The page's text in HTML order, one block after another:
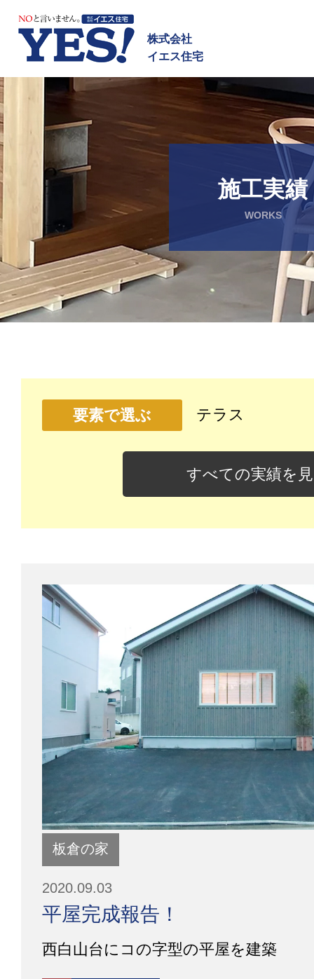
株式会社
イエス住宅
施工実績
WORKS
要素で選ぶ テラス
すべての実績を
板倉の家
2020.09.03
平屋完成報告！
西白山台にコの字型の平屋を建築